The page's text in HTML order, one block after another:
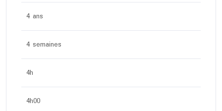
4 ans
4 semaines
4h
4h00